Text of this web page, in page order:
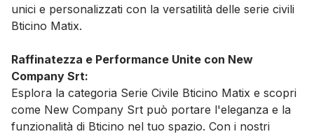
unici e personalizzati con la versatilità delle serie civili
Bticino Matix.
Raffinatezza e Performance Unite con New
Company Srt:
Esplora la categoria Serie Civile Bticino Matix e scopri
come New Company Srt può portare l'eleganza e la
funzionalità di Bticino nel tuo spazio. Con i nostri